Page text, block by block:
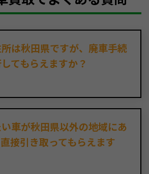
は秋田県ですが、廃車手続
てもらえますか？
車が秋田県以外の地域にあ
接引き取ってもらえます